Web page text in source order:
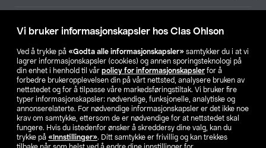
Vi bruker informasjonskapsler hos Clas Ohlson
Ved å trykke på «Godta alle informasjonskapsler» samtykker du i at vi
lagrer informasjonskapsler (cookies) og annen sporingsteknologi på
din enhet i henhold til vår policy for informasjonskapsler for å
forbedre brukeropplevelsen din på vårt nettsted, analysere bruken av
nettstedet og for å tilpasse våre markedsføringstiltak. Vi bruker fire
typer informasjonskapsler: nødvendige, funksjonelle, analytiske og
annonserelaterte. For nødvendige informasjonskapsler er det ikke noe
krav om samtykke, ettersom de er nødvendige for at nettstedet skal
fungere. Hvis du istedenfor ønsker å skreddersy dine valg, kan du
trykke på «Innstillinger». Ditt samtykke er frivillig og kan trekkes
Våre selskaper
Finn din butikk
SE NO FI